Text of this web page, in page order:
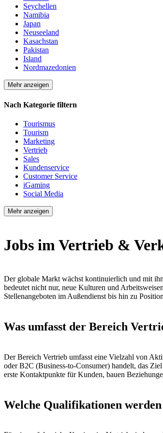
Seychellen
Namibia
Japan
Neuseeland
Kasachstan
Pakistan
Island
Nordmazedonien
Mehr anzeigen
Nach Kategorie filtern
Tourismus
Tourism
Marketing
Vertrieb
Sales
Kundenservice
Customer Service
iGaming
Social Media
Mehr anzeigen
Jobs im Vertrieb &
Der globale Markt wächst kontinuierlich und mit
bedeutet nicht nur, neue Kulturen und
Stellenangeboten im Außendienst bis hin zu
Was umfasst der Bereich
Der Bereich Vertrieb umfasst eine Vielzahl von
oder B2C (Business-to-Consumer) handelt, das
erste Kontaktpunkte für Kunden, bauen
Welche Qualifikationen